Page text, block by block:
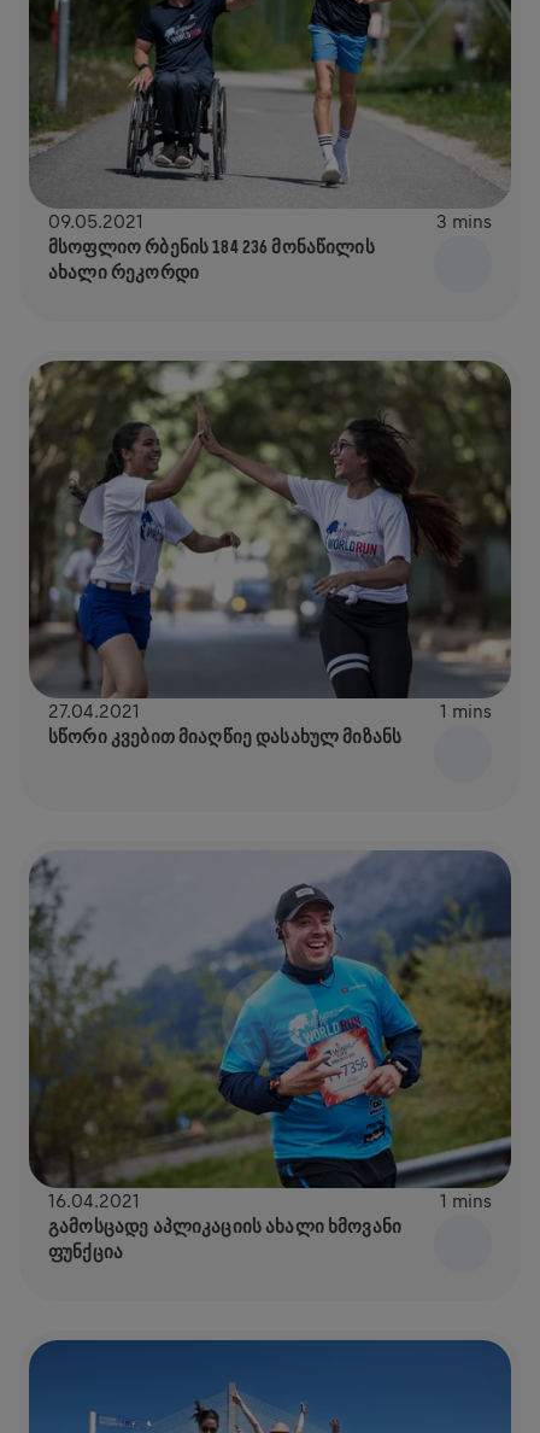
09.05.2021 3 mins
ᲛᲡᲝᲤᲚᲘᲝ ᲠᲑᲔᲜᲘᲡ 184 236 ᲛᲝᲜᲐᲬᲘᲚᲘᲡ
ᲐᲮᲐᲚᲘ ᲠᲔᲙᲝᲠᲓᲘ
27.04.2021 1 mins
ᲡᲬᲝᲠᲘ ᲙᲕᲔᲑᲘᲗ ᲛᲘᲐᲦᲬᲘᲔ ᲓᲐᲡᲐᲮᲣᲚ ᲛᲘᲖᲐᲜᲡ
16.04.2021 1 mins
ᲒᲐᲛᲝᲡᲪᲐᲓᲔ ᲐᲞᲚᲘᲙᲐᲪᲘᲘᲡ ᲐᲮᲐᲚᲘ ᲮᲛᲝᲕᲐᲜᲘ
ᲤᲣᲜᲥᲪᲘᲐ